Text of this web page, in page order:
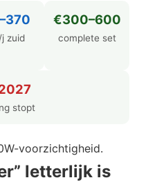
j zuid
€300–600
complete set
stopt
voorzichtigheid.
letterlijk is